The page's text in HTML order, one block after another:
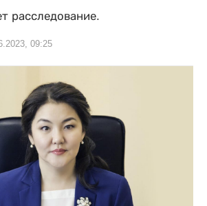
расследование.
09:25